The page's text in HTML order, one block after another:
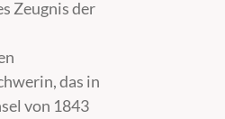
Zeugnis der
das in
von 1843